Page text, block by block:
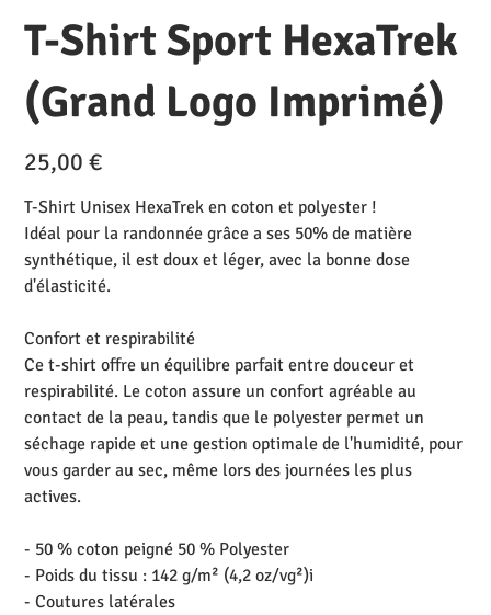
T-Shirt Sport HexaTrek
(Grand Logo Imprimé)
25,00 €
T-Shirt Unisex HexaTrek en coton et polyester !
Idéal pour la randonnée grâce a ses 50% de matière
synthétique, il est doux et léger, avec la bonne dose
d'élasticité.
Confort et respirabilité
Ce t-shirt offre un équilibre parfait entre douceur et
respirabilité. Le coton assure un confort agréable au
contact de la peau, tandis que le polyester permet un
séchage rapide et une gestion optimale de l'humidité, pour
vous garder au sec, même lors des journées les plus
actives.
- 50 % coton peigné 50 % Polyester
- Poids du tissu : 142 g/m² (4,2 oz/vg²)i
- Coutures latérales